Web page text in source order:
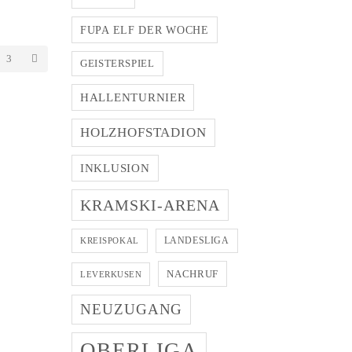
3
FUPA ELF DER WOCHE
GEISTERSPIEL
HALLENTURNIER
HOLZHOFSTADION
INKLUSION
KRAMSKI-ARENA
KREISPOKAL LANDESLIGA
LEVERKUSEN NACHRUF
NEUZUGANG